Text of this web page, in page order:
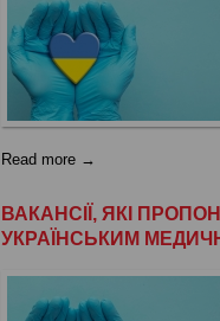
Read more →
ВАКАНСІЇ, ЯКІ
УКРАЇНСЬКИМ